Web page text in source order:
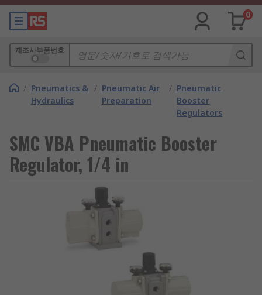
0
제조사부품번호
/ Pneumatics &
Hydraulics
/ Pneumatic Air
Preparation
/ Pneumatic
Booster
Regulators
SMC VBA Pneumatic Booster
Regulator, 1/4 in